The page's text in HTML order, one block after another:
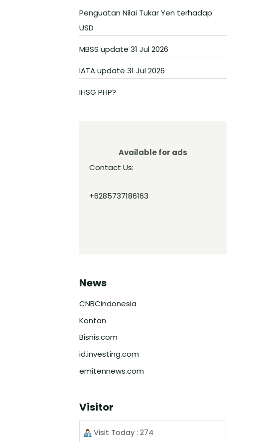
Penguatan Nilai Tukar Yen terhadap
USD
MBSS update 31 Jul 2026
IATA update 31 Jul 2026
IHSG PHP?
Available for ads
Contact Us:
+6285737186163
News
CNBCIndonesia
Kontan
Bisnis.com
id.investing.com
emitennews.com
Visitor
Visit Today : 274